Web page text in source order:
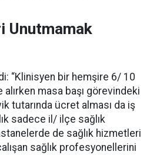
Unutmamak
“Klinisyen bir hemşire 6/ 10
masa başı görevindeki
tutarında ücret alması da iş
sadece il/ ilçe sağlık
de sağlık hizmetleri
sağlık profesyonellerini